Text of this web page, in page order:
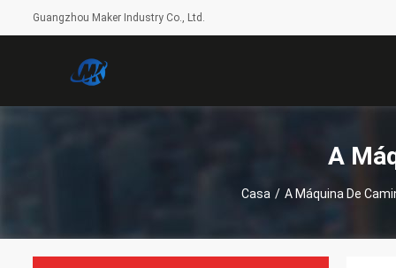
Guangzhou Maker Industry Co., Ltd.
A
Casa / A Máquina De